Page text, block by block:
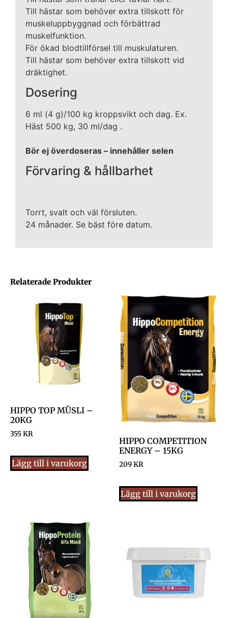
Till hästar som behöver extra tillskott för
muskeluppbyggnad och förbättrad
muskelfunktion.
För ökad blodtillförsel till muskulaturen.
Till hästar som behöver extra tillskott vid
dräktighet.
Dosering
6 ml (4 g)/100 kg kroppsvikt och dag. Ex.
Häst 500 kg, 30 ml/dag .
Bör ej överdoseras – innehåller selen
Förvaring & hållbarhet
Torrt, svalt och väl försluten.
24 månader. Se bäst före datum.
Relaterade Produkter
HIPPO TOP MÜSLI –
20KG
355KR
Lägg till i varukorg
HIPPO COMPETITION
ENERGY – 15KG
209KR
Lägg till i varukorg